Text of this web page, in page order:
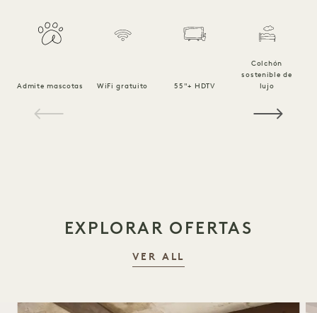
Admite mascotas WiFi gratuito 55"+ HDTV
Colchón
sostenible de
lujo
EXPLORAR OFERTAS
VER ALL